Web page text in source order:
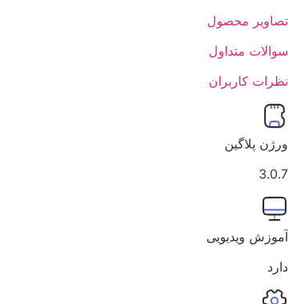
تصاویر محصول
سوالات متداول
نظرات کاربران
ورژن پلاگین
3.0.7
آموزش ویدیویی
دارد